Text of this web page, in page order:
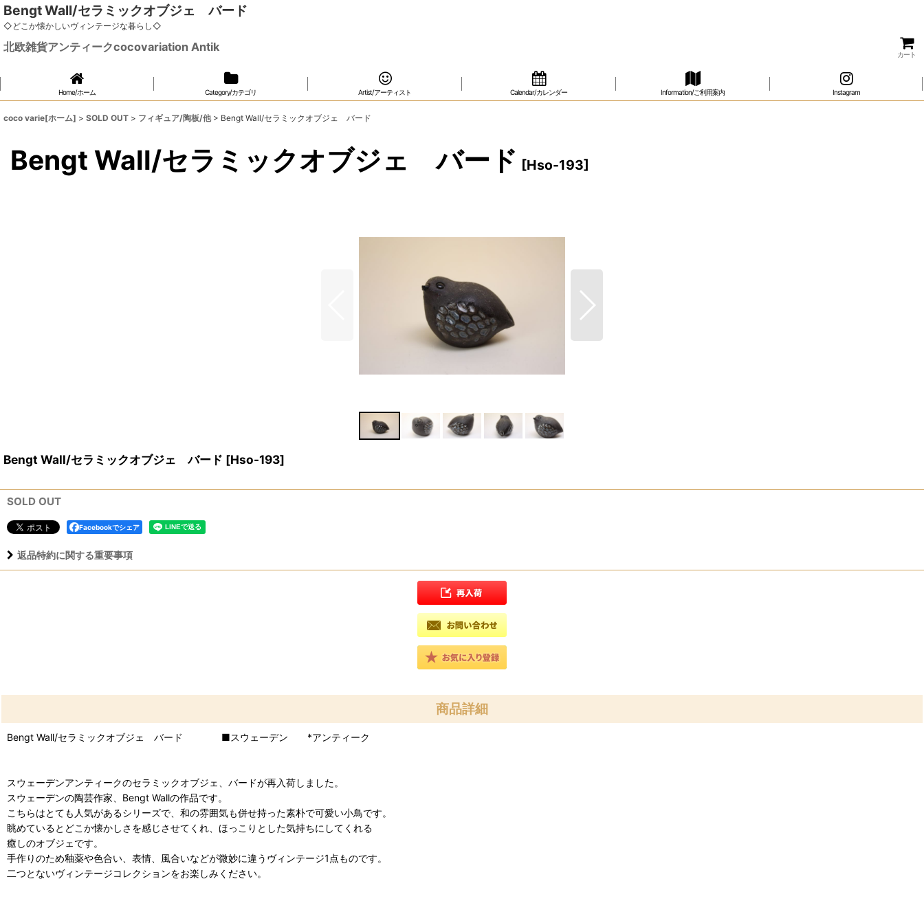
Bengt Wall/セラミックオブジェ バード
◇どこか懐かしいヴィンテージな暮らし◇
北欧雑貨アンティークcocovariation Antik
カート
Home/ホーム Category/カテゴリ Artist/アーティスト Calendar/カレンダー Information/ご利用案内 Instagram
coco varie[ホーム] > SOLD OUT > フィギュア/陶板/他 > Bengt Wall/セラミックオブジェ バード
Bengt Wall/セラミックオブジェ バード [Hso-193]
Bengt Wall/セラミックオブジェ バード [Hso-193]
SOLD OUT
Facebookでシェア
返品特約に関する重要事項
商品詳細
Bengt Wall/セラミックオブジェ バード ■スウェーデン *アンティーク
スウェーデンアンティークのセラミックオブジェ、バードが再入荷しました。
スウェーデンの陶芸作家、Bengt Wallの作品です。
こちらはとても人気があるシリーズで、和の雰囲気も併せ持った素朴で可愛い小鳥です。
眺めているとどこか懐かしさを感じさせてくれ、ほっこりとした気持ちにしてくれる
癒しのオブジェです。
手作りのため釉薬や色合い、表情、風合いなどが微妙に違うヴィンテージ1点ものです。
二つとないヴィンテージコレクションをお楽しみください。